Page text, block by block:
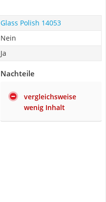
Glass Polish 14053
Nein
Ja
Nachteile
vergleichsweise
wenig Inhalt